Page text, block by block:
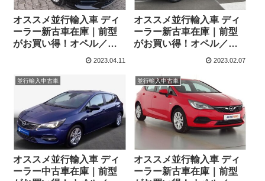
オススメ並行輸入車 ディ
ーラー新古車在庫｜前型
がお買い得！オペル／ボ
クスホール アストラ スポ
ン1.4 左ハンドル
2023.04.11
オススメ並行輸入車 ディ
ーラー新古車在庫｜前型
がお買い得！オペル／ボ
クスホール アストラ スポ
1.4 左ハンドル
2023.02.07
並行輸入中古車
オススメ並行輸入車 ディ
ーラー中古車在庫｜前型
並行輸入中古車
オススメ並行輸入車 ディ
ーラー新古車在庫｜前型